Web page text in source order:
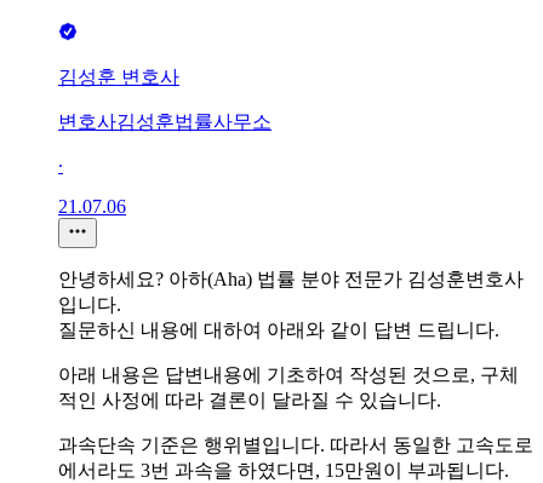
김성훈 변호사
변호사김성훈법률사무소
∙
21.07.06
안녕하세요? 아하(Aha) 법률 분야 전문가 김성훈변호사
입니다.
질문하신 내용에 대하여 아래와 같이 답변 드립니다.
아래 내용은 답변내용에 기초하여 작성된 것으로, 구체
적인 사정에 따라 결론이 달라질 수 있습니다.
과속단속 기준은 행위별입니다. 따라서 동일한 고속도로
에서라도 3번 과속을 하였다면, 15만원이 부과됩니다.